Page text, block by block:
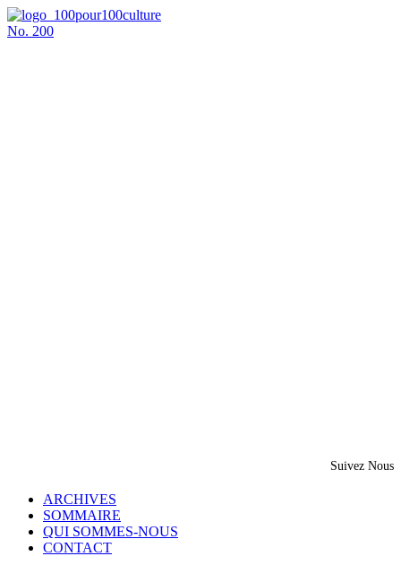
No. 200
Suivez Nous
ARCHIVES
SOMMAIRE
QUI SOMMES-NOUS
CONTACT